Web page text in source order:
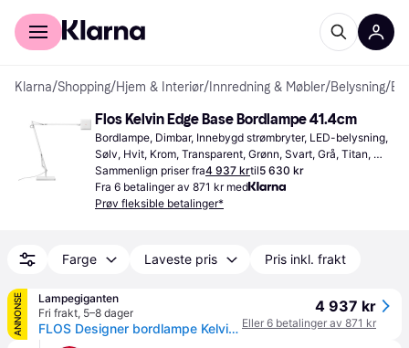
For kunder
Klarna/Shopping/Hjem & Interiør/ Innredning & Møbler/Belysning/
Flos Kelvin Edge Base Bordlampe 41.4cm
Bordlampe, Dimbar, Innebygd strømbryter, LED-belysning,
Sølv, Hvit, Krom, Transparent, Grønn, Svart, Grå, Titan,
Plast, Aluminium, Metall, Stål, IP-klasse: IP20
Sammenlign priser fra4 937 krtil5 630 kr
Fra 6 betalinger av 871 kr med
Prøv fleksible betalinger*
Farge Laveste pris Pris inkl. frakt
ANNONSE
Lampegiganten
Fri frakt, 5–8 dager
FLOS Designer bordlampe Kelvin Edge, Aluminium / grå / sink, Arbeidsrom / kontor, Aluminium, Design
4 937 kr
Eller 6 betalinger av 871 kr